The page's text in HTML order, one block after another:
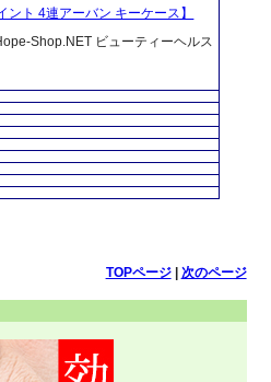
ト 4連アーバン キーケース】
Shop.NET ビューティーヘルス
TOPページ| 次のページ